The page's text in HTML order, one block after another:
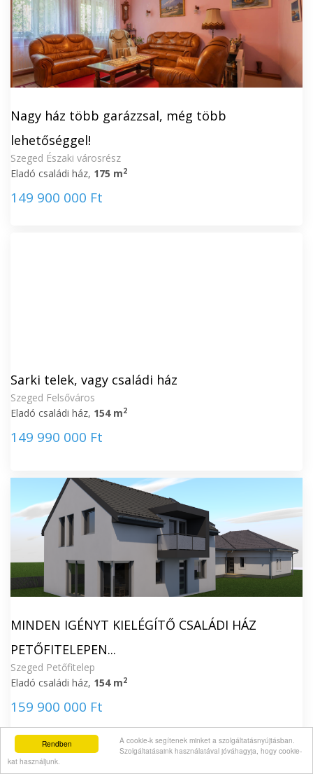
Rendben
A cookie-k segítenek minket a szolgáltatásnyújtásban.
Szolgáltatásaink használatával jóváhagyja, hogy cookie-
kat használjunk.
Nagy ház több garázzsal, még több
lehetőséggel!
Szeged Északi városrész
Eladó családi ház, 175 m2
149 900 000 Ft
Sarki telek, vagy családi ház
Szeged Felsőváros
Eladó családi ház, 154 m2
149 990 000 Ft
MINDEN IGÉNYT KIELÉGÍTŐ CSALÁDI HÁZ
PETŐFITELEPEN...
Szeged Petőfitelep
Eladó családi ház, 154 m2
159 900 000 Ft